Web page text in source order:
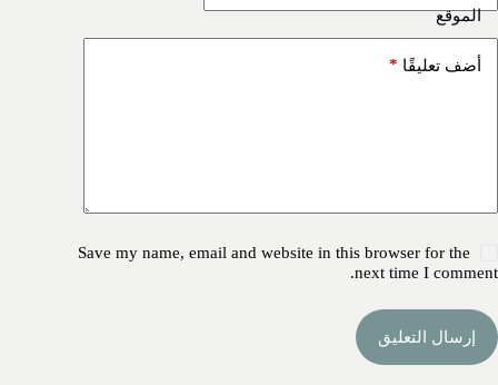
الموقع
أضف تعليقًا *
Save my name, email and website in this browser for the
next time I comment.
إرسال التعليق